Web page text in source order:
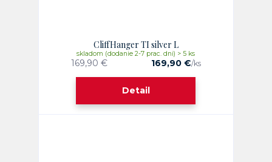
CliffHanger TI silver L
169,90 € 169,90 €/ks
skladom (dodanie 2-7 prac. dni) > 5 ks
Detail